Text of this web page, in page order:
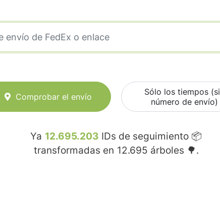
Comprobar el envío
Sólo los tiempos
número de envío)
Ya 12.695.203 IDs de seguimiento 📦
transformadas en 12.695 árboles 🌳.